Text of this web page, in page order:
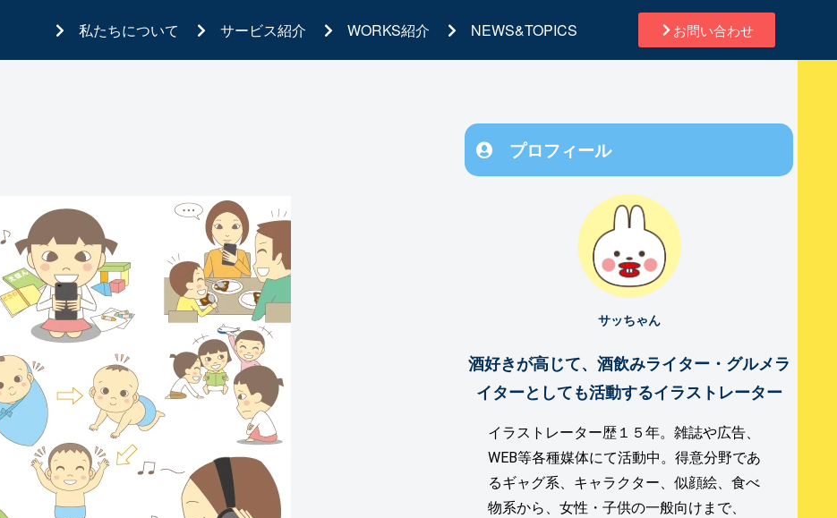
私たちについて サービス紹介 WORKS紹介 NEWS&TOPICS お問い合わせ
プロフィール
サッちゃん
酒好きが高じて、酒飲みライター・グルメラ
イターとしても活動するイラストレーター
イラストレーター歴１５年。雑誌や広告、
WEB等各種媒体にて活動中。得意分野であ
るギャグ系、キャラクター、似顔絵、食べ
物系から、女性・子供の一般向けまで、